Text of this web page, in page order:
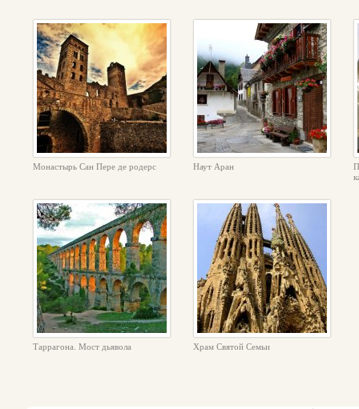
Монастырь Сан Пере де родерс Наут Аран
Таррагона. Мост дьявола Храм Святой Семьи